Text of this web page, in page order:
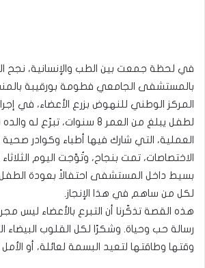
في لحظة جمعت بين الطب والإنسانية، نجح
بالمستشفى الجامعي فطومة بورقيبة
المركز الوطني للنهوض بزرع الأعضاء، في
لطفل يبلغ من العمر 8 سنوات، تبرّع له والده بجزء من كبده.
العملية، التي شارك فيها أطباء وكوادر
بسيط داخل المستشفى احتفالاً بعودة الطفل
لكل من ساهم في هذا الإنجاز.
هذه القصة تذكّرنا أن التبرع بالأعضاء ليس
رسالة حب وحياة. وشكرًا لكل القلوب
وقتها وطاقتها لتعيد البسمة لعائلة، أو